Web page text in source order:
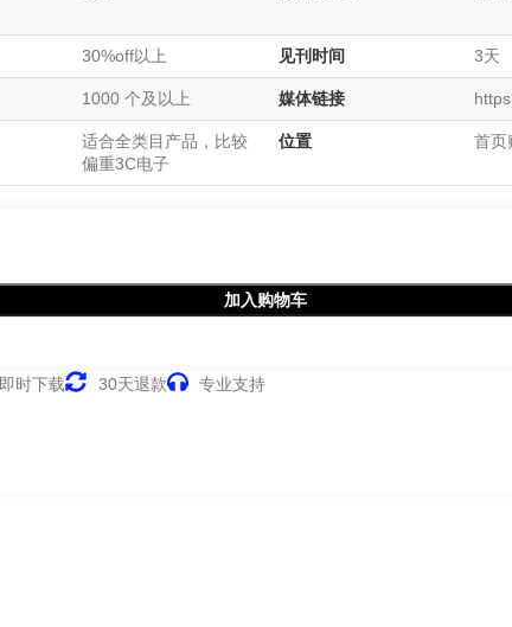
30%off以上 见刊时间 3天
1000 个及以上 媒体链接
适合全类目产品，比较
偏重3C电子
位置 首页
加入购物车
即时下载 30天退款 专业支持